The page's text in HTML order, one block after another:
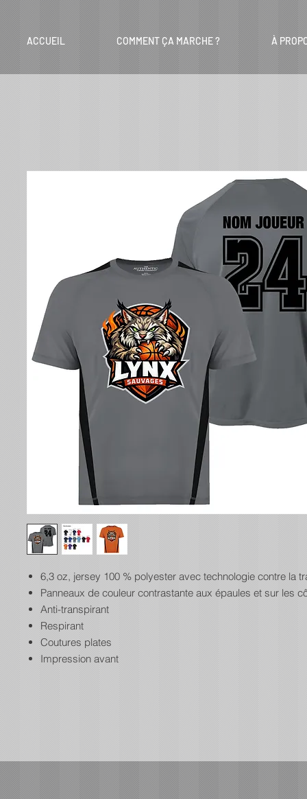
ACCUEIL COMMENT ÇA MARCHE ? À
6,3 oz, jersey 100 % polyester avec technologie contre la
Panneaux de couleur contrastante aux épaules et sur les
Anti-transpirant
Respirant
Coutures plates
Impression avant